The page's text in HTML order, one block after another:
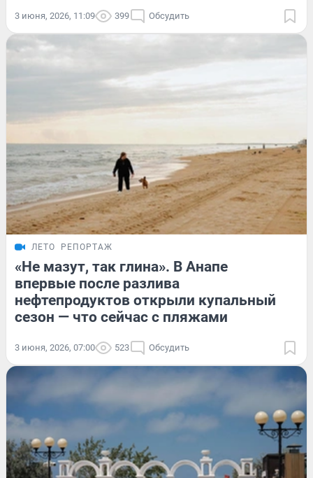
3 июня, 2026, 11:09 399 Обсудить
ЛЕТО РЕПОРТАЖ
«Не мазут, так глина». В Анапе
впервые после разлива
нефтепродуктов открыли купальный
сезон — что сейчас с пляжами
3 июня, 2026, 07:00 523 Обсудить